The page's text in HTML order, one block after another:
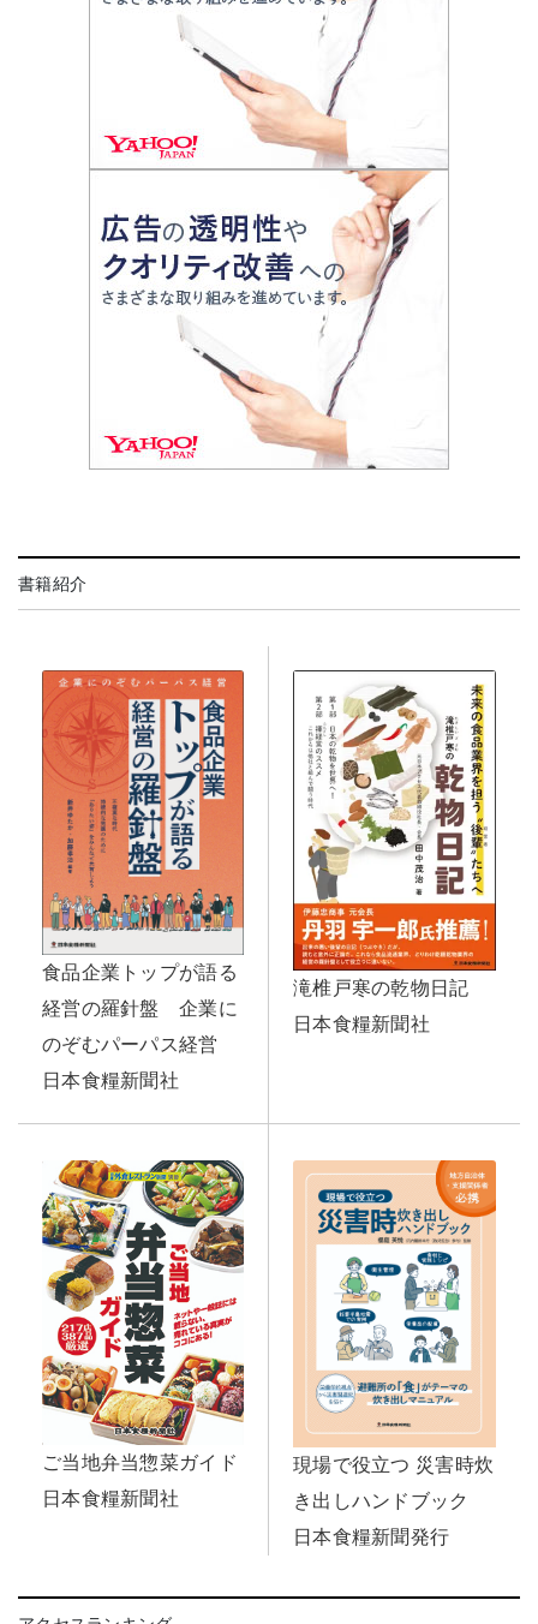
書籍紹介
食品企業トップが語る
経営の羅針盤 企業に
のぞむパーパス経営
日本食糧新聞社
滝椎戸寒の乾物日記
日本食糧新聞社
ご当地弁当惣菜ガイド
日本食糧新聞社
現場で役立つ 災害時炊
き出しハンドブック
日本食糧新聞発行